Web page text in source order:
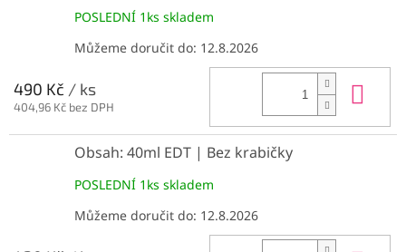
POSLEDNÍ 1ks skladem
Můžeme doručit do: 12.8.2026
490 Kč / ks
404,96 Kč bez DPH
Obsah: 40ml EDT | Bez krabičky
POSLEDNÍ 1ks skladem
Můžeme doručit do: 12.8.2026